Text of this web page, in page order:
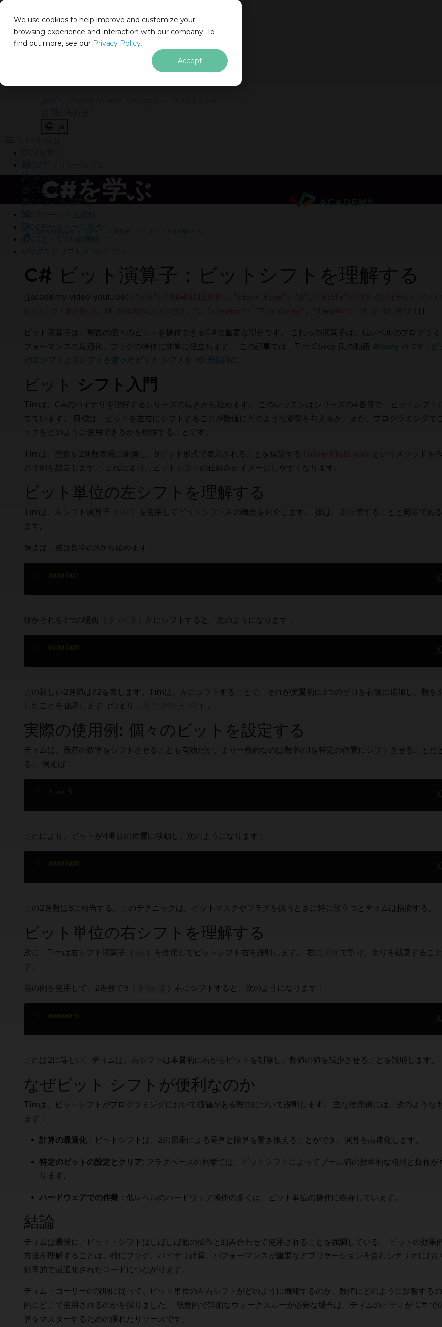
We use cookies to help improve and customize your
browsing experience and interaction with our company. To
find out more, see our Privacy Policy.
Accept
IRONSOFTWARE
製品
エンタープライズ
ja
C#フレームワーク
C#とAI
C# よくある問題
C#ツールと生産性
C#データベース統合
C#と.NETの新機能
C#スクリプトと.NET CLI
C#を学ぶ
Iron Software C# ビット演算子：ビットシフトを理解する
C# ビット演算子：ビットシフトを理解する
[[academy-video-youtube(
)]]
ビット演算子は、整数の個々のビットを操作できるC#の重要な部分です。 これらの演算子は、低レベルのプログラ
フォーマンスの最適化、フラグの操作に非常に役立ちます。 この記事では、Tim Corey 氏の動画
Binary in C#：ビ
の左シフトと右シフトを使ったビット シフトを 10 分以内に
ビット シフト入門
Timは、C#のバイナリを理解するシリーズの続きから始めます。 このレッスンはシリーズの4番目で、ビットシフト
てています。 目標は、ビットを左右にシフトすることが数値にどのような影響を与えるか、また、プログラミングで
ックをどのように使用できるかを理解することです。
Timは、整数を2進数表現に変換し、8ビット形式で表示されることを保証する ConvertToBinary というメソッドを
とで例を設定します。 これにより、ビットシフトの仕組みがイメージしやすくなります。
ビット単位の左シフトを理解する
Timは、左シフト演算子（ << ）を使用してビットシフト左の概念を紹介します。 彼は、 2^n 倍することと同等であ
ます。
例えば、彼は数字の9から始めます：
00001001
彼がそれを3つの場所（ 9 << 3 ）左にシフトすると、次のようになります：
01001000
この新しい2進値は72を表します。Timは、左にシフトすることで、それが実質的に3つのゼロを右側に追加し、数を3
したことを強調します（つまり、
9 * 2^3 = 72 ）。
実際の使用例: 個々のビットを設定する
ティムは、既存の数字をシフトさせることも有効だが、より一般的なのは数字の1を特定の位置にシフトさせることだ
る。 例えば：
1 << 3
これにより、ビットが4番目の位置に移動し、次のようになります：
00001000
この2進数は8に相当する。このテクニックは、ビットマスクやフラグを扱うときに特に役立つとティムは指摘する。
ビット単位の右シフトを理解する
次に、Timは右シフト演算子（ >> ）を使用してビットシフト右を説明します。 右に 2^n で割り、余りを破棄するこ
す。
前の例を使用して、2進数で9（ 9 >> 2 ）右にシフトすると、次のようになります：
00000010
これは2に等しい。ティムは、右シフトは本質的に右からビットを削除し、数値の値を減少させることを説明します。
なぜビット シフトが便利なのか
Timは、ビットシフトがプログラミングにおいて価値がある理由について説明します。 主な使用例には、次のような
ます：
計算の最適化 ：ビットシフトは、2の累乗による乗算と除算を置き換えることができ、演算を高速化します。
特定のビットの設定とクリア: フラグベースの列挙では、ビットシフトによってブール値の効率的な格納と操作が
ります。
ハードウェアでの作業 ：低レベルのハードウェア操作の多くは、ビット単位の操作に依存しています。
結論
ティムは最後に、ビット・シフトはしばしば他の操作と組み合わせて使用されることを強調している。 ビットの効果
方法を理解することは、特にフラグ、バイナリ計算、パフォーマンスが重要なアプリケーションを含むシナリオにお
効率的で最適化されたコードにつながります。
ティム・コーリーの説明に従って、ビット単位の左右シフトがどのように機能するのか、数値にどのように影響する
的にどこで使用されるのかを探りました。 視覚的で詳細なウォークスルーが必要な場合は、ティムの ビデオが C# で
算をマスターするための優れたリソースです。
ませんか？
透かしなしで本番環境でテスト
30日間の完全に機能する製品
試用中の24/5技術サポート
オンライン24/5
お困りですか
弊社の営業チームが喜んでお手伝いいたします。
Enterpriseトライアルをお試しください
クレジッ
100% ロッ
ンジ